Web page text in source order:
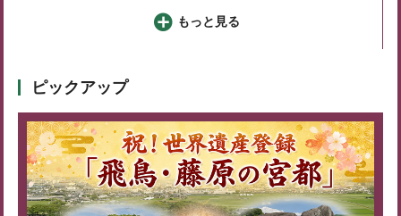
もっと見る
ピックアップ